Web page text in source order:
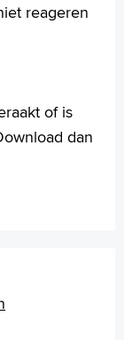
reageren
of is
dan